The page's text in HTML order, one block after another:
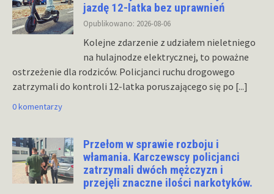
jazdę 12-latka bez uprawnień
Opublikowano: 2026-08-06
Kolejne zdarzenie z udziałem nieletniego
na hulajnodze elektrycznej, to poważne
ostrzeżenie dla rodziców. Policjanci ruchu drogowego
zatrzymali do kontroli 12-latka poruszającego się po [...]
0 komentarzy
Przełom w sprawie rozboju i
włamania. Karczewscy policjanci
zatrzymali dwóch mężczyzn i
przejęli znaczne ilości narkotyków.